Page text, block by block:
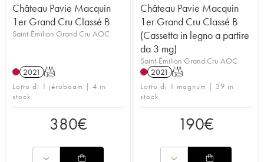
Château Pavie Macquin
1er Grand Cru Classé B
Saint-Émilion Grand Cru AOC
2021 T
Lotto di 1 jéroboam | 4 in
stock
380€
Château Pavie Macquin
1er Grand Cru Classé B
(Cassetta in legno a partire
da 3 mg)
Saint-Émilion Grand Cru AOC
2021 T
Lotto di 1 magnum | 39 in
stock
190€